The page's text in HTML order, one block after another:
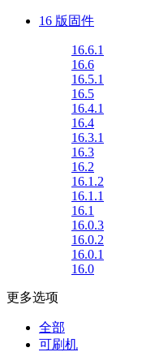
16 版固件
16.6.1
16.6
16.5.1
16.5
16.4.1
16.4
16.3.1
16.3
16.2
16.1.2
16.1.1
16.1
16.0.3
16.0.2
16.0.1
16.0
更多选项
全部
可刷机